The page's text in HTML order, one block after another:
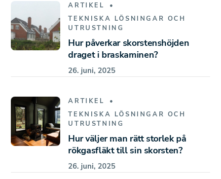
ARTIKEL
TEKNISKA LÖSNINGAR OCH
UTRUSTNING
Hur påverkar skorstenshöjden
draget i braskaminen?
26. juni, 2025
ARTIKEL
TEKNISKA LÖSNINGAR OCH
UTRUSTNING
Hur väljer man rätt storlek på
rökgasfläkt till sin skorsten?
26. juni, 2025